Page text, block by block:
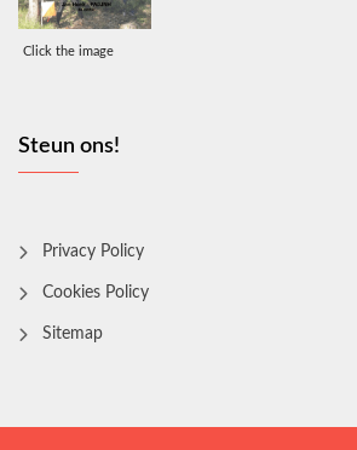
Click the image
Steun ons!
Privacy Policy
Cookies Policy
Sitemap